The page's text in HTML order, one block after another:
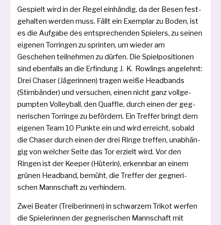
Gespielt wird in der Regel ein­hän­dig, da der Besen fest­
ge­hal­ten wer­den muss. Fällt ein Exemplar zu Boden, ist
es die Aufgabe des ent­spre­chen­den Spielers, zu sei­nen
eige­nen Torringen zu sprin­ten, um wie­der am
Geschehen teil­neh­men zu dür­fen. Die Spielpositionen
sind eben­falls an die Erfindung J. K. Rowlings ange­lehnt:
Drei Chaser (Jägerinnen) tra­gen wei­ße Headbands
(Stirnbänder) und ver­su­chen, einen nicht ganz voll­ge­
pump­ten Volleyball, den Quaffle, durch einen der geg­
ne­ri­schen Torringe zu beför­dern. Ein Treffer bringt dem
eige­nen Team 10 Punkte ein und wird erreicht, sobald
die Chaser durch einen der drei Ringe tref­fen, unab­hän­
gig von wel­cher Seite das Tor erzielt wird. Vor den
Ringen ist der Keeper (Hüterin), erkenn­bar an einem
grü­nen Headband, bemüht, die Treffer der geg­ne­ri­
schen Mannschaft zu verhindern.
Zwei Beater (Treiberinnen) in schwar­zem Trikot wer­fen
die Spielerinnen der geg­ne­ri­schen Mannschaft mit